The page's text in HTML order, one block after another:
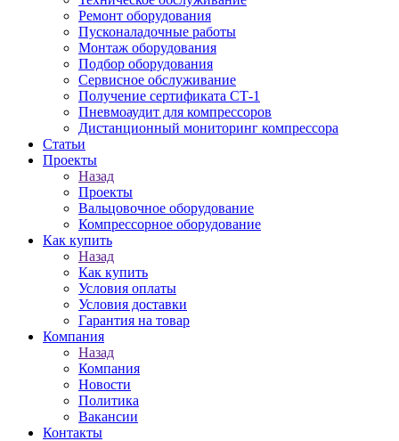
Ремонт оборудования
Пусконаладочные работы
Монтаж оборудования
Подбор оборудования
Сервисное обслуживание
Получение сертификата СТ-1
Пневмоаудит для компрессоров
Дистанционный мониторинг компрессора
Статьи
Проекты
Назад
Проекты
Вальцовочное оборудование
Компрессорное оборудование
Как купить
Назад
Как купить
Условия оплаты
Условия доставки
Гарантия на товар
Компания
Назад
Компания
Новости
Политика
Вакансии
Контакты